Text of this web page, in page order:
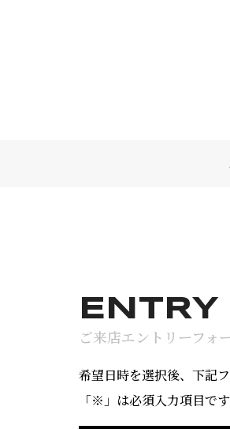
ENTRY
ご来店エントリーフォ
希望日時を選択後、下記
「※ 」は必須入力項目で